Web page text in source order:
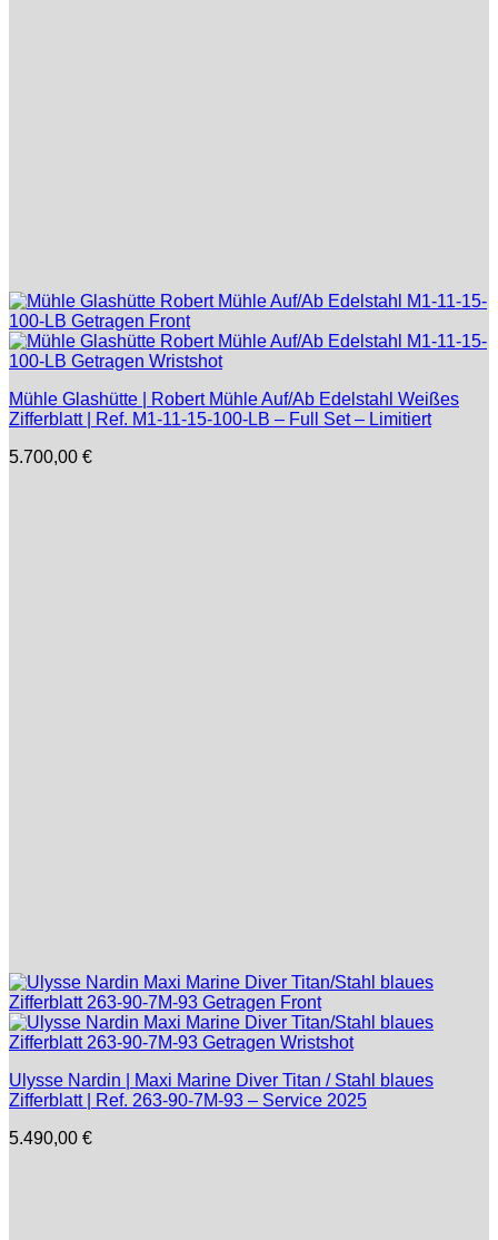
Mühle Glashütte | Robert Mühle Auf/Ab Edelstahl Weißes
Zifferblatt | Ref. M1-11-15-100-LB – Full Set – Limitiert
5.700,00 €
Ulysse Nardin | Maxi Marine Diver Titan / Stahl blaues
Zifferblatt | Ref. 263-90-7M-93 – Service 2025
5.490,00 €